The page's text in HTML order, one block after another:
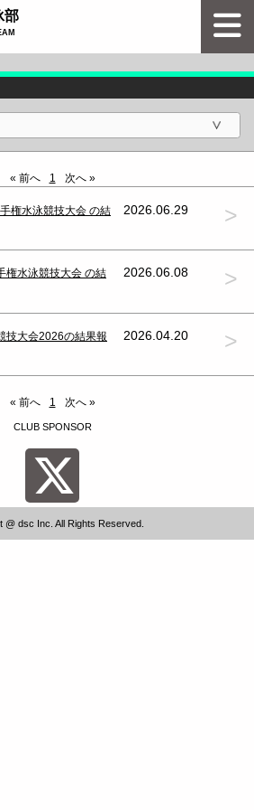
部
« 前へ 1 次へ »
権水泳競技大会 の結
2026.06.29 >
権水泳競技大会 の結
2026.06.08 >
技大会2026の結果報
2026.04.20 >
« 前へ 1 次へ »
CLUB SPONSOR
@ dsc Inc. All Rights Reserved.